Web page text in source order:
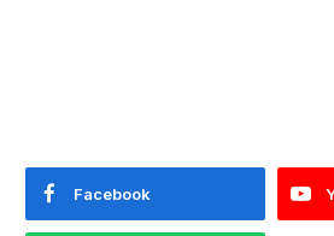
Facebook